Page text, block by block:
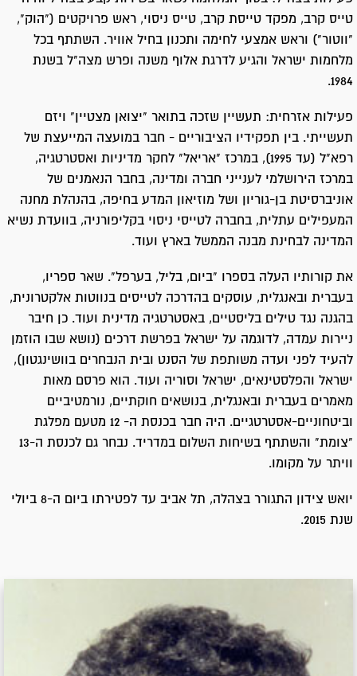
טייס קרב, מפקד טייסת קרב, טייס ניסוי, ראש פרויקטים ("הוק",
"ווטור") וראש אמצעי לחימה ותכנון בחיל אוויר. השתתף בכל
מלחמות ישראל והגיע לדרגת אלוף משנה ופרש מצה"ל בשנת
1984.
פעילות אזרחית: תעשיין שזכה בתואר "יצואן מצטיין" ויזם
תעשייתי. בין תפקידיו הציבוריים - חבר במועצה המייעצת של
רפא"ל (עד 1995), במרכז "אריאל" לחקר מדיניות ואסטרטגיה,
במרכז הירושלמי לענייני חברה ומדינה, בחבר הנאמנים של
אוניברסיטת בן-גוריון ושל מוזיאון המדע בחיפה, בהנהלת מחנה
המעפילים עתלית, בחברה לטייסי ניסוי בקליפורניה, בוועדת נשיא
המדינה לבחינת מבנה הממשל בארץ ועוד.
את קורותיו העלה בספרו "ביום, בליל, בערפל". שאר ספריו,
בעברית ובאנגלית, עוסקים בהדרכה לטייסים בנווטות אלקטרונית,
בהגנה נגד טילים בליסטיים, באסטרטגיה מדינית ועוד. כן חיבר
ניירות עמדה, לדוגמה על ישראל בפרשת דרכים (נושא שבו הוזמן
להעיד לפני ועדה משותפת של הסנט ובית הנבחרים בוושינגטון),
ישראל והפלסטינאים, ישראל וסוריה ועוד. הוא פרסם מאות
מאמרים בעברית ובאנגלית, בנושאים חוקתיים, נורמטיביים
וביטחוניים-אסטרטגיים. היה חבר בכנסת ה- 12 מטעם מפלגת
"צומת" והשתתף בשיחות השלום במדריד. נבחר גם לכנסת ה-13
וויתר על מקומו.
יואש צידון התגורר בצהלה, תל אביב עד לפטירתו ביום ה-8 ביולי
שנת 2015.